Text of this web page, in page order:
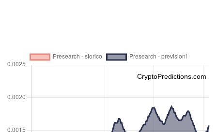
CryptoPredictions.com